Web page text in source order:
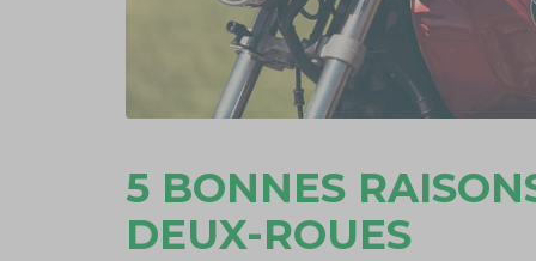
5 BONNES
DEUX-ROUES